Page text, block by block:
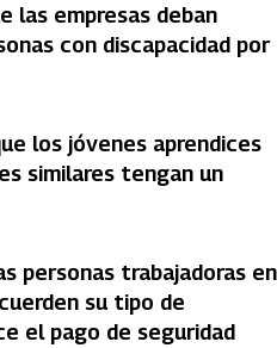
las empresas deban
con discapacidad por
los jóvenes aprendices
similares tengan un
personas trabajadoras en
su tipo de
el pago de seguridad